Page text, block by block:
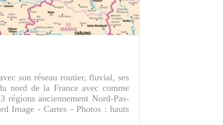
son réseau routier, fluvial, ses
nord de la France avec comme
régions anciennement Nord-Pas-
Image - Cartes - Photos : hauts